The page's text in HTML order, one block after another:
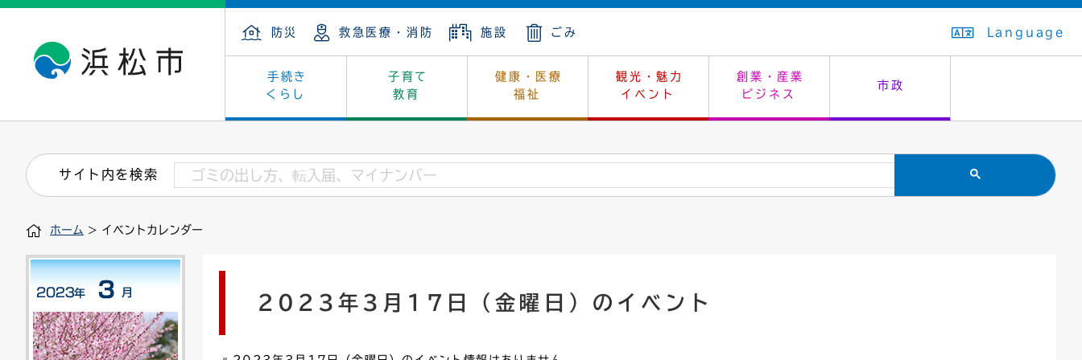
防災 救急医療・消防 施設 ごみ Language
手続き
くらし
子育て
教育
健康・医療
福祉
観光・魅力
イベント
創業・産業
ビジネス
市政
戸籍・住民の手続き 保険・年金 上下水道 生活排水
住まい・建築 墓地・斎場 消費生活 市民安全
税金
道路・交通・河川
印鑑登録証明書 戸籍謄本・抄本 住所変更
道路台帳
子育て・青少年・若者 教育 生涯学習 教育委員会
看護専門学校 学級閉鎖 幼稚園一覧 入学式・卒業式
小学校一覧
健康・医療 福祉 休日当番医 救急・夜間診療
介護保険 保健所 感染症
文化・芸術 文化財 レジャー・スポーツ 施設予約（まつぼっくり）
浜松・浜名湖だいすきネット はじめよう、ハマライフ はたちの集い
産業振興 カーボンニュートラル 土地 指定管理者制度
発注情報(入札・契約) 福祉・介護 環境対策 公共事業の技術監理
募集
市の概要 庁舎案内 市長の部屋 議会
外郭団体 統計 選挙 オープンデータ
職員採用
行政区
会議 情報公開・個人情報 監査
附属機関
サイト内を検索
ホーム > イベントカレンダー
2023年3月17日（金曜日）のイベント